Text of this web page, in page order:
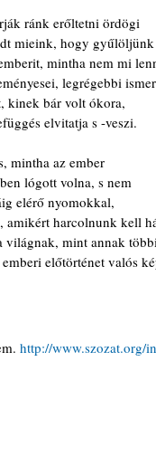
ránk erőltetni ördögi
mieink, hogy gyűlöljünk
mintha nem mi
legrégebbi
kinek bár volt ókora,
elvitatja s -veszi.
mintha az ember
lógott volna, s nem
elérő nyomokkal,
amikért harcolnunk kell
világnak, mint annak
előtörténet valós
http://www.szozat.org/